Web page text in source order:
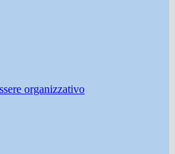
organizzativo